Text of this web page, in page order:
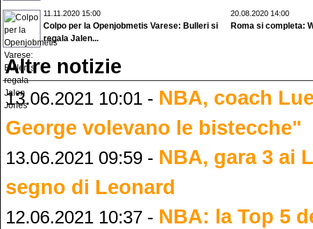
11.11.2020 15:00
Colpo per la Openjobmetis Varese: Bulleri si
regala Jalen...
20.08.2020 14:00
Roma si completa:
Altre notizie
13.06.2021 10:01 - NBA, coach
George volevano le bistecche"
13.06.2021 09:59 - NBA, gara 3 ai
segno di Leonard
12.06.2021 10:37 - NBA: la Top 5